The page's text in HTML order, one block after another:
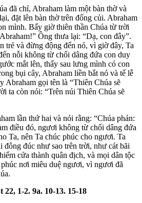
đã chỉ, Abraham làm một bàn thờ và
đặt lên bàn thờ trên đống củi. Abraham
mình. Bấy giờ thiên thần Chúa từ trời
Ông thưa lại: “Dạ, con đây”.
trẻ và đừng động đến nó, vì giờ đây, Ta
nỗi không từ chối dâng đứa con duy
mắt lên, thấy sau lưng mình có con
bụi cây, Abraham liền bắt nó và tế lễ
Abraham gọi tên là “Thiên Chúa sẽ
ta còn nói: “Trên núi Thiên Chúa sẽ
lần thứ hai và nói rằng: “Chúa phán:
điều đó, ngươi không từ chối dâng đứa
Ta, nên Ta chúc phúc cho ngươi. Ta
đông đúc như sao trên trời, như cát bãi
cửa thành quân địch, và mọi dân tộc
nơi miêu duệ ngươi, vì ngươi đã
1-2. 9a. 10-13. 15-18